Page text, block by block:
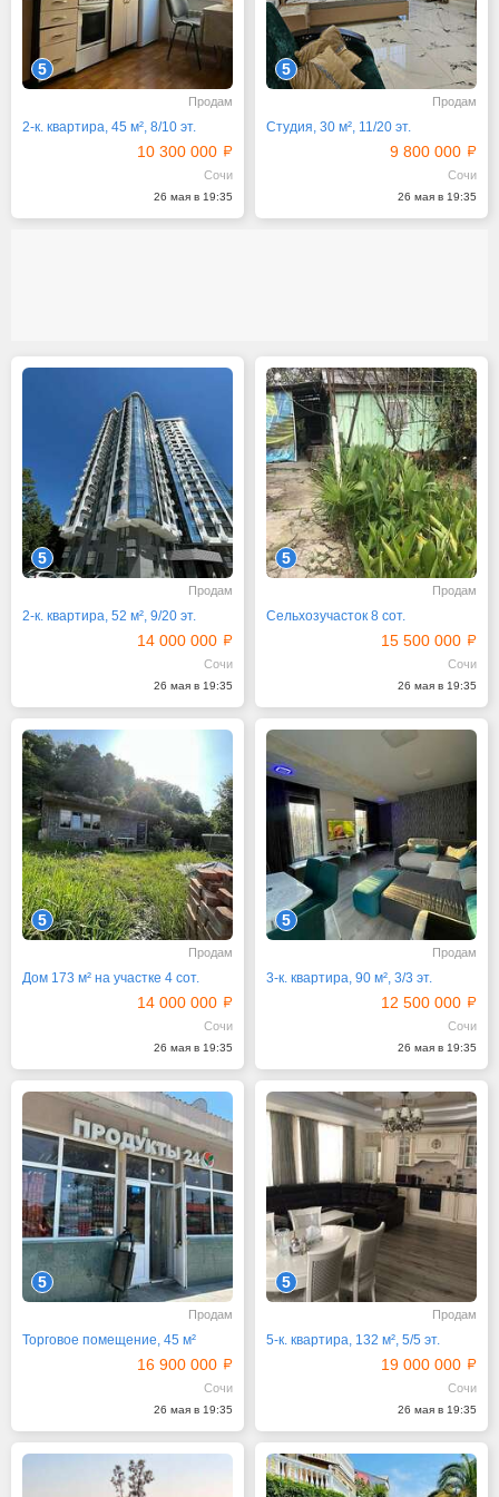
5
Продам
2-к. квартира, 45 м², 8/10 эт.
10 300 000
Сочи
26 мая в 19:35
5
Продам
Студия, 30 м², 11/20 эт.
9 800 000
Сочи
26 мая в 19:35
5
Продам
2-к. квартира, 52 м², 9/20 эт.
14 000 000
Сочи
26 мая в 19:35
5
Продам
Сельхозучасток 8 сот.
15 500 000
Сочи
26 мая в 19:35
5
Продам
Дом 173 м² на участке 4 сот.
14 000 000
Сочи
26 мая в 19:35
5
Продам
3-к. квартира, 90 м², 3/3 эт.
12 500 000
Сочи
26 мая в 19:35
5
Продам
Торговое помещение, 45 м²
16 900 000
Сочи
26 мая в 19:35
5
Продам
5-к. квартира, 132 м², 5/5 эт.
19 000 000
Сочи
26 мая в 19:35